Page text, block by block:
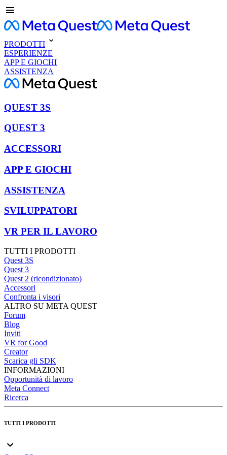
PRODOTTI
ESPERIENZE
APP E GIOCHI
ASSISTENZA
QUEST 3S
QUEST 3
ACCESSORI
APP E GIOCHI
ASSISTENZA
SVILUPPATORI
VR PER IL LAVORO
TUTTI I PRODOTTI
Quest 3S
Quest 3
Quest 2 (ricondizionato)
Accessori
Confronta i visori
ALTRO SU META QUEST
Forum
Blog
Inviti
VR for Good
Creator
Scarica gli SDK
INFORMAZIONI
Opportunità di lavoro
Meta Connect
Ricerca
TUTTI I PRODOTTI